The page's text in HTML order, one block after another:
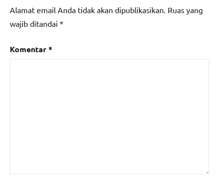
Alamat email Anda tidak akan dipublikasikan. Ruas yang
wajib ditandai *
Komentar*